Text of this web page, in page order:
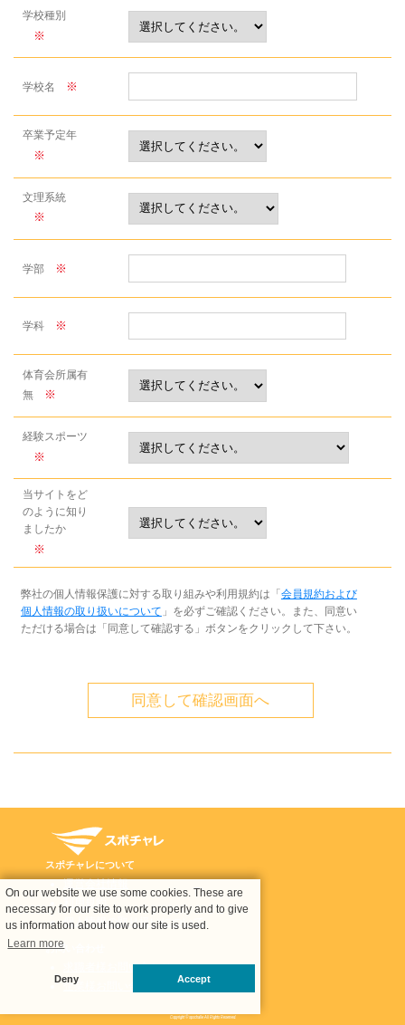
学校種別
※
学校名 ※
卒業予定年
※
文理系統
※
学部 ※
学科 ※
体育会所属有
無
※
経験スポーツ
※
当サイトを ど
のように知り
ましたか
※
弊社の個人情報保護に対する取り組みや利用規約は「 会員規約および
個人情報の取り扱いについて 」を必ずご確認ください。
また、同意い
ただける場合は「同意して確認する」ボタンをクリックして下さい。
スポチャレについて
利用規約
個人情報の取り扱いについて
お問い合わせ
求職者様お問い合わせ
企業様お問い合わせ
Copyright © spochalle All Rights Reserved.
On our website we use some cookies. These are
necessary for our site to work properly and to give
us information about how our site is used.
Learn more
Deny Accept